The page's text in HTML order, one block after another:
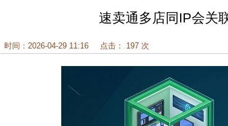
速卖通多店同IP会关
时间：2026-04-29 11:16 点击： 197 次